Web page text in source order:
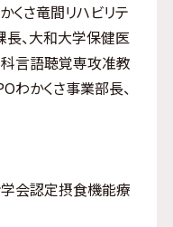
くさ竜間リハビリテ
、大和大学保健医
言語聴覚専攻准教
わかくさ事業部長、
学会認定摂食機能療